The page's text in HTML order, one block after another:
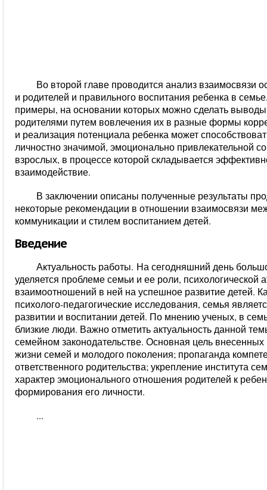
Во второй главе проводится анализ взаимосвязи
и родителей и правильного воспитания ребенка в семье
примеры, на основании которых можно сделать
родителями путем вовлечения их в разные формы
и реализация потенциала ребенка может
личностно значимой, эмоционально привлекательной
взрослых, в процессе которой складывается
взаимодействие.
В заключении описаны полученные результаты
некоторые рекомендации в отношении взаимосвязи
коммуникации и стилем воспитанием детей.
Введение
Актуальность работы. На сегодняшний день
уделяется проблеме семьи и ее роли, психологической
взаимоотношений в ней на успешное развитие детей.
психолого-педагогические исследования, семья
развитии и воспитании детей. По мнению ученых, в
близкие люди. Важно отметить актуальность данной
семейном законодательстве. Основная цель
жизни семей и молодого поколения; пропаганда
ответственного родительства; укрепление института
характер эмоционального отношения родителей к
формирования его личности.
...